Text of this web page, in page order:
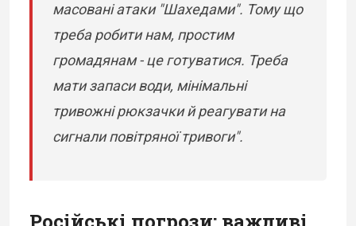
масовані атаки "Шахедами". Тому що
треба робити нам, простим
громадянам - це готуватися. Треба
мати запаси води, мінімальні
тривожні рюкзачки й реагувати на
сигнали повітряної тривоги".